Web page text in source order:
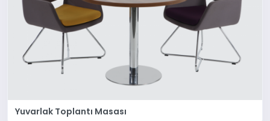
Yuvarlak Toplantı Masası